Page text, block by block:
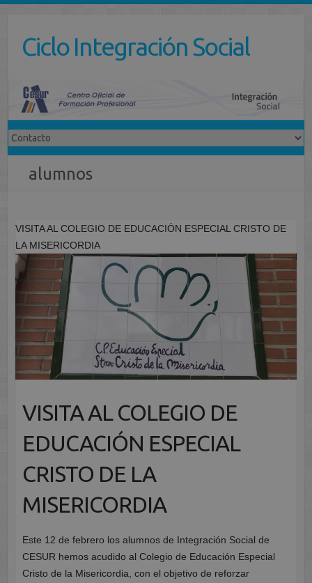
contenidoCiclo Integración Social
alumnos
VISITA AL COLEGIO DE EDUCACIÓN ESPECIAL CRISTO DE
LA MISERICORDIA
VISITA AL COLEGIO DE
EDUCACIÓN ESPECIAL
CRISTO DE LA
MISERICORDIA
Este 12 de febrero los alumnos de Integración Social de
CESUR hemos acudido al Colegio de Educación Especial
Cristo de la Misericordia, con el objetivo de reforzar